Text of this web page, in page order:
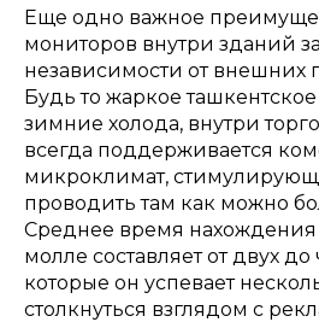
Еще одно важное
мониторов внутри зданий
независимости от внешних
Будь то жаркое
зимние холода, внутри
всегда поддерживается
микроклимат,
проводить там как можно
Среднее время нахождения
молле составляет от двух до
которые он успевает
столкнуться взглядом с